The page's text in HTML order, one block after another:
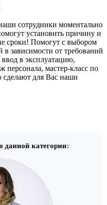
сотрудники моментально
установить причину и
сроки! Помогут с выбором
в зависимости от требований
в эксплуатацию,
мастер-класс по
сделают для Вас наши
данной категории: